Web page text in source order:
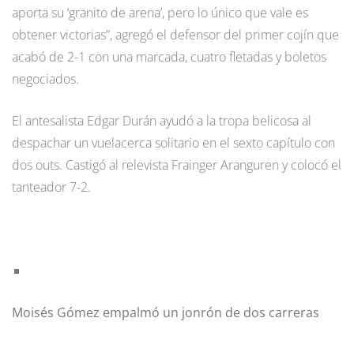
aporta su ‘granito de arena’, pero lo único que vale es
obtener victorias”, agregó el defensor del primer cojín que
acabó de 2-1 con una marcada, cuatro fletadas y boletos
negociados.
El antesalista Edgar Durán ayudó a la tropa belicosa al
despachar un vuelacerca solitario en el sexto capítulo con
dos outs. Castigó al relevista Frainger Aranguren y colocó el
tanteador 7-2.
Moisés Gómez empalmó un jonrón de dos carreras